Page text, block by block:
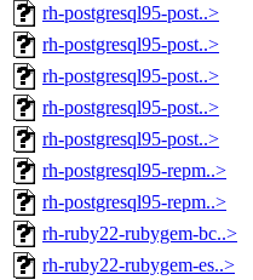
rh-postgresql95-post..>
rh-postgresql95-post..>
rh-postgresql95-post..>
rh-postgresql95-post..>
rh-postgresql95-post..>
rh-postgresql95-repm..>
rh-postgresql95-repm..>
rh-ruby22-rubygem-bc..>
rh-ruby22-rubygem-es..>